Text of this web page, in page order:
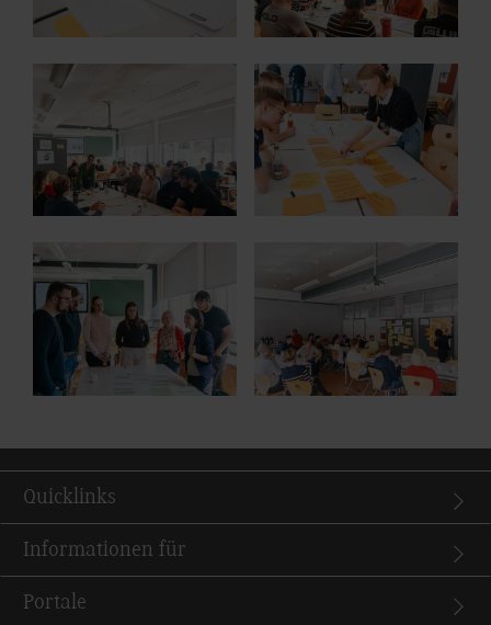
Show larger version for: Show larger version for:
Show larger version for:
Quicklinks
Informationen für
Portale